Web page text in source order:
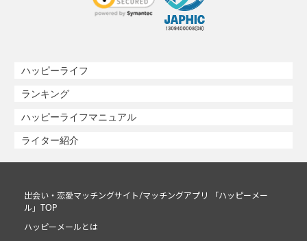
ハッピーライフ
ランキング
ハッピーライフマニュアル
ライター紹介
出会い・恋愛マッチングサイト/マッチングアプリ 「ハッピーメー
ル」TOP
ハッピーメールとは